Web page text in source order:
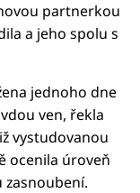
partnerkou
a jeho spolu s
jednoho dne
ven, řekla
vystudovanou
ocenila úroveň
zasnoubení.